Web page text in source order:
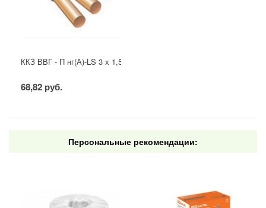
ККЗ ВВГ - П нг(А)-LS 3 х 1,5 ГОСТ
68,82 руб.
Персональные рекомендации: